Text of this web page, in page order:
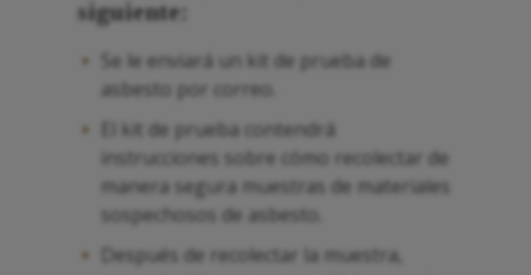
siguiente:
Se le enviará un kit de prueba de
asbesto por correo.
El kit de prueba contendrá
instrucciones sobre cómo recolectar de
manera segura muestras de materiales
sospechosos de asbesto.
Después de recolectar la muestra,